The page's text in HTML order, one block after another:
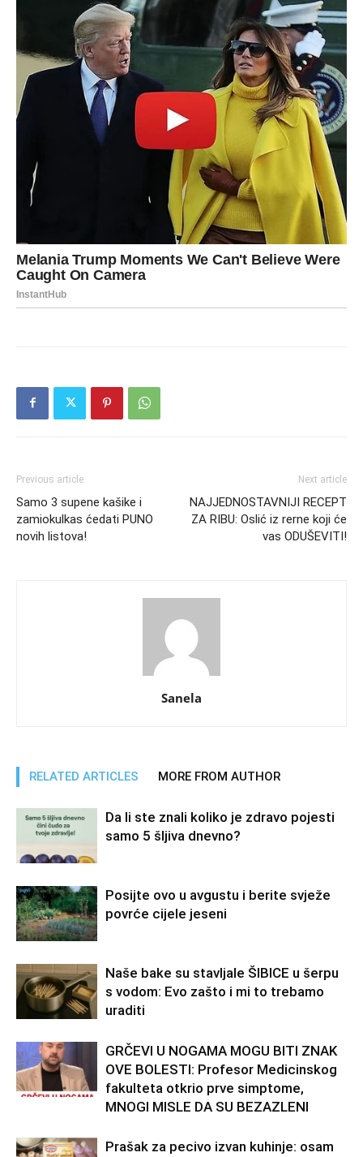
Previous article
Samo 3 supene kašike i
zamiokulkas ćedati PUNO
novih listova!
Next article
NAJJEDNOSTAVNIJI RECEPT
ZA RIBU: Oslić iz rerne koji će
vas ODUŠEVITI!
Sanela
RELATED ARTICLES MORE FROM AUTHOR
Da li ste znali koliko je zdravo pojesti
samo 5 šljiva dnevno?
Posijte ovo u avgustu i berite svježe
povrće cijele jeseni
Naše bake su stavljale ŠIBICE u šerpu
s vodom: Evo zašto i mi to trebamo
uraditi
GRČEVI U NOGAMA MOGU BITI ZNAK
OVE BOLESTI: Profesor Medicinskog
fakulteta otkrio prve simptome,
MNOGI MISLE DA SU BEZAZLENI
Prašak za pecivo izvan kuhinje: osam